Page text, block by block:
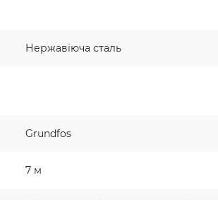
Нержавіюча сталь
Grundfos
7 м